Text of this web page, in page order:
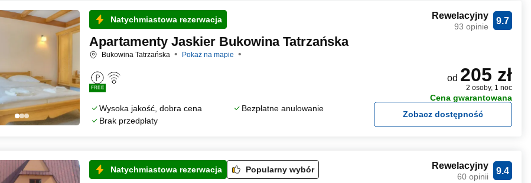
Natychmiastowa rezerwacja
Apartamenty Jaskier Bukowina Tatrzańska
Bukowina Tatrzańska Pokaż na mapie
FREE
Wysoka jakość, dobra cena
Bezpłatne anulowanie
Brak przedpłaty
9.7
Rewelacyjny
93 opinie
od 205 zł
2 osoby, 1 noc
Cena gwarantowana
Zobacz dostępność
Natychmiastowa rezerwacja Popularny wybór 9.4
Rewelacyjny
60 opinii